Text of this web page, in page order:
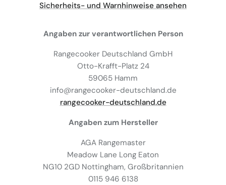
Sicherheits- und Warnhinweise ansehen
Angaben zur verantwortlichen Person
Rangecooker Deutschland GmbH
Otto-Krafft-Platz 24
59065 Hamm
info@rangecooker-deutschland.de
rangecooker-deutschland.de
Angaben zum Hersteller
AGA Rangemaster
Meadow Lane Long Eaton
NG10 2GD Nottingham, Großbritannien
0115 946 6138